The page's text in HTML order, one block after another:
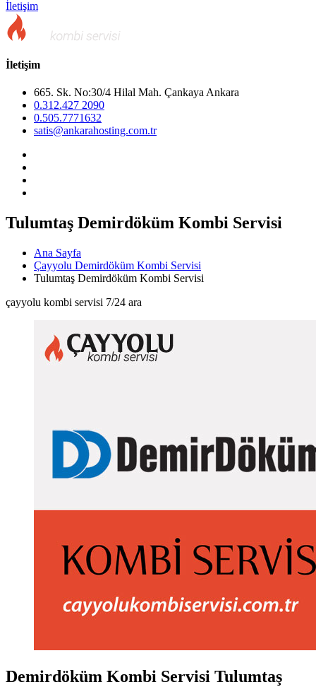
İletişim
İletişim
665. Sk. No:30/4 Hilal Mah. Çankaya Ankara
0.312.427 2090
0.505.7771632
satis@ankarahosting.com.tr
Tulumtaş Demirdöküm Kombi Servisi
Ana Sayfa
Çayyolu Demirdöküm Kombi Servisi
Tulumtaş Demirdöküm Kombi Servisi
çayyolu kombi servisi 7/24 ara
Demirdöküm Kombi Servisi Tulumtaş